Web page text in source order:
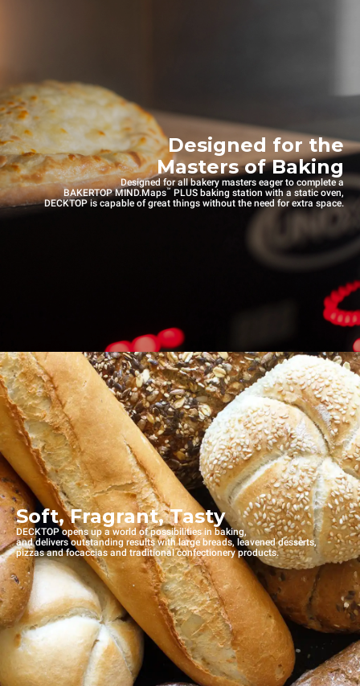
Designed for the
Masters of Baking
Designed for all bakery masters eager to complete a
BAKERTOP MIND.Maps™ PLUS baking station with a static oven,
DECKTOP is capable of great things without the need for extra space.
Soft, Fragrant, Tasty
DECKTOP opens up a world of possibilities in baking,
and delivers outstanding results with large breads, leavened desserts,
pizzas and focaccias and traditional confectionery products.